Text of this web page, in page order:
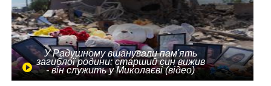
У Радушному вшанували пам'ять
загиблої родини: старший син вижив
- він служить у Миколаєві (відео)